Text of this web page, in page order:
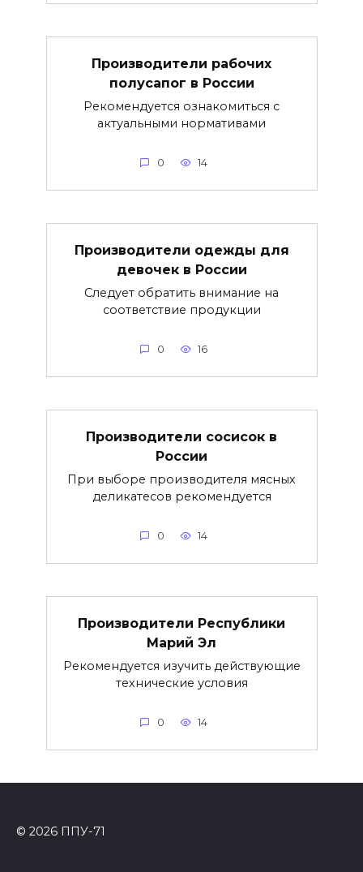
Производители рабочих
полусапог в России
Рекомендуется ознакомиться с
актуальными нормативами
0 14
Производители одежды для
девочек в России
Следует обратить внимание на
соответствие продукции
0 16
Производители сосисок в
России
При выборе производителя мясных
деликатесов рекомендуется
0 14
Производители Республики
Марий Эл
Рекомендуется изучить действующие
технические условия
0 14
© 2026 ППУ-71